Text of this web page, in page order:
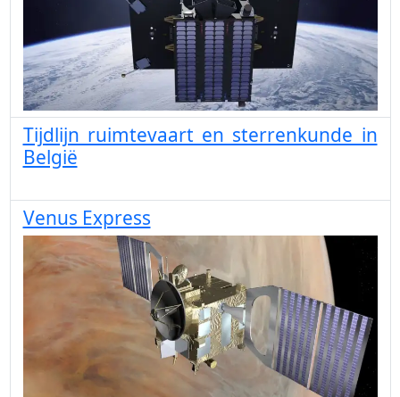
Tijdlijn ruimtevaart en sterrenkunde in
België
Venus Express